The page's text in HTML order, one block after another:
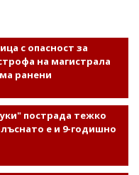
с опасност за
на магистрала
ранени
пострада тежко
е и 9-годишно